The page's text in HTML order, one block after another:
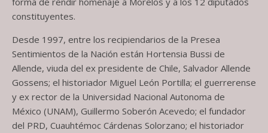
constituyentes.
Desde 1997, entre los recipiendarios de la Presea
Sentimientos de la Nación están Hortensia Bussi de
Allende, viuda del ex presidente de Chile, Salvador Allende
Gossens; el historiador Miguel León Portilla; el guerrerense
y ex rector de la Universidad Nacional Autonoma de
México (UNAM), Guillermo Soberón Acevedo; el fundador
del PRD, Cuauhtémoc Cárdenas Solorzano; el historiador